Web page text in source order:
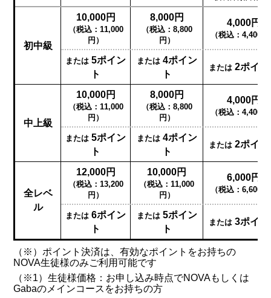
初中級
10,000円
（税込：11,000
円）
8,000円
（税込：8,800
円）
4,000円
（税込：4,400円
または 5ポイン
ト
または4ポイン
ト
または2ポイン
中上級
10,000円
（税込：11,000
円）
8,000円
（税込：8,800
円）
4,000円
（税込：4,400円
または 5ポイン
ト
または4ポイン
ト
または2ポイン
全レベ
ル
12,000円
（税込：13,200
円）
10,000円
（税込：11,000
円）
6,000円
（税込：6,600円
または 6ポイン
ト
または5ポイン
ト
または3ポイン
（※）ポイント決済は、有効なポイントをお持ちの
NOVA生徒様のみご利用可能です
（※1）生徒様価格：お申し込み時点でNOVAもしくは
Gabaのメインコースをお持ちの方